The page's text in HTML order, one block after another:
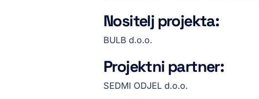
Nositelj projekta:
BULB d.o.o.
Projektni partner:
SEDMI ODJEL d.o.o.